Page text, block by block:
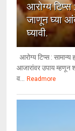
आरोग्य
जाणून घ्या
घ्यावी.
आरोग्य टिप्स :
आजारांवर उपाय म्हणून
व... Readmore